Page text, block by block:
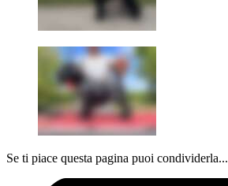
Se ti piace questa pagina puoi condividerla...